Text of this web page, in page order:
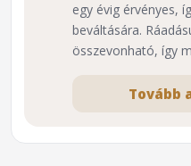
egy évig érvényes,
beváltására.
összevonható, így
Tovább